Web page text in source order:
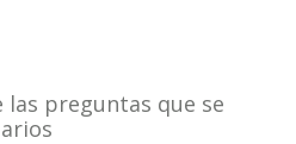
las preguntas que se